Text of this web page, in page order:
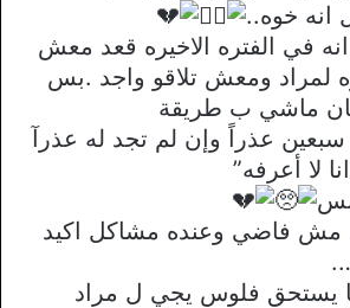
انه خوه..
في الفتره الاخيره قعد معش
لمراد ومعش تلاقو واجد .بس
ماشي ب طريقة
عذراً وإن لم تجد له عذرآ
لا أعرفه”
بس
مش فاضي وعنده مشاكل اكيد
يستحق فلوس يجي ل مراد